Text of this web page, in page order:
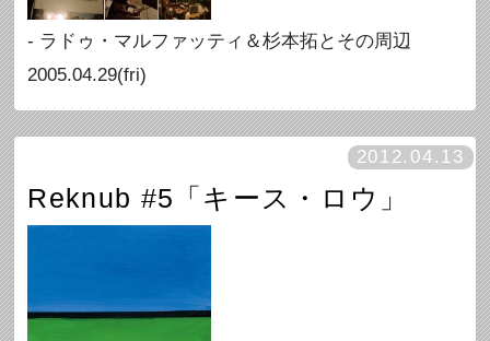
- ラドゥ・マルファッティ＆杉本拓とその周辺
2005.04.29(fri)
2012.04.13
Reknub #5「キース・ロウ」